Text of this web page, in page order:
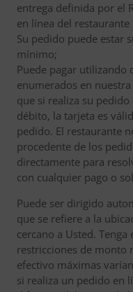
entrega definida por el
en línea del
Su pedido puede estar
mínimo;
Puede pagar utilizando
enumerados en
que si realiza su
débito, la tarjeta es
pedido. El restaurante
procedente de los
directamente para
con cualquier pago o
Puede ser dirigido
que se refiere a la
cercano a Usted.
restricciones de monto
efectivo máximas
si realiza un pedido en